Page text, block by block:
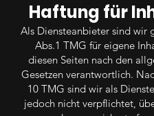
Haftung für
Als Diensteanbieter sind wir
Abs.1 TMG für eigene
diesen Seiten nach den
Gesetzen verantwortlich.
10 TMG sind wir als
jedoch nicht verpflichtet,